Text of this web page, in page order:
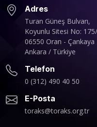
Adres
Turan Güneş Bulvarı,
Koyunlu Sitesi No:
06550 Oran - Çankaya
Ankara / Türkiye
Telefon
0 (312) 490 40 50
E-Posta
toraks@toraks.org.tr